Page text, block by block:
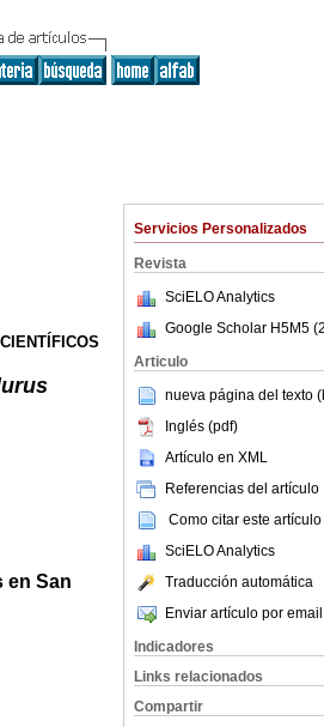
Servicios Personalizados
Revista
SciELO Analytics
Google Scholar H5M5 (
Articulo
nueva página del texto
Inglés (pdf)
Artículo en XML
Referencias del artículo
Como citar este artículo
SciELO Analytics
Traducción automática
Enviar artículo por email
Indicadores
Links relacionados
Compartir
en San